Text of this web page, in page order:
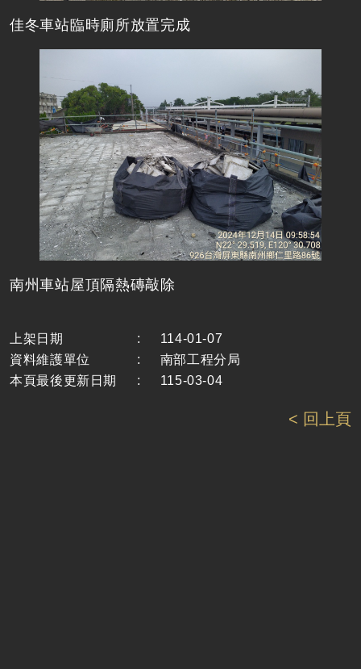
佳冬車站臨時廁所放置完成
南州車站屋頂隔熱磚敲除
上架日期 :
114-01-07
資料維護單位
:
南部工程分局
本頁最後更新日期
: 115-03-04
< 回上頁